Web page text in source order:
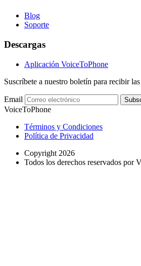
Blog
Soporte
Descargas
Aplicación VoiceToPhone
Suscríbete a nuestro boletín para recibir
Email
VoiceToPhone
Términos y Condiciones
Política de Privacidad
Copyright 2026
Todos los derechos reservados por